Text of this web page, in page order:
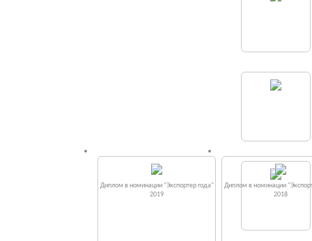
Диплом в номинации "Экспортер года"
2019
Диплом в номинации
2018